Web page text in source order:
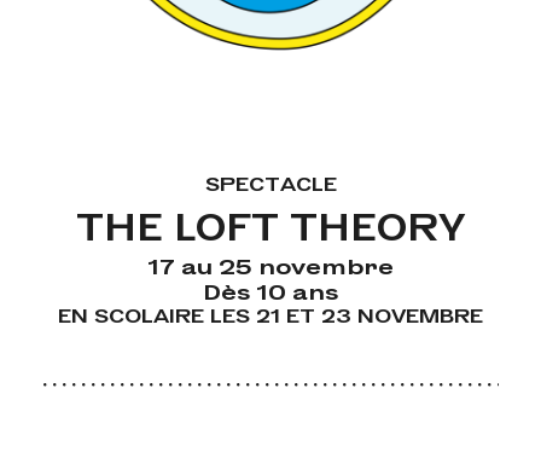
SPECTACLE
THE LOFT THEORY
17 au 25 novembre
Dès 10 ans
EN SCOLAIRE LES 21 ET 23 NOVEMBRE